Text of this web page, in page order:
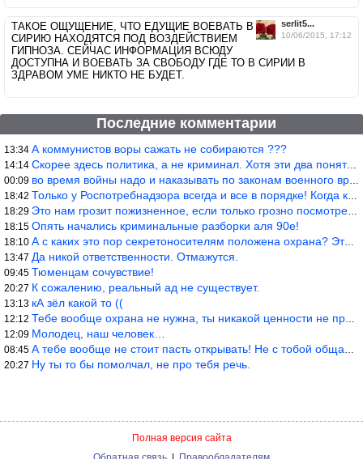
serlit5...
10/06/2015, 17:12
ТАКОЕ ОЩУЩЕНИЕ, ЧТО ЕДУЩИЕ ВОЕВАТЬ В
СИРИЮ НАХОДЯТСЯ ПОД ВОЗДЕЙСТВИЕМ
ГИПНОЗА. СЕЙЧАС ИНФОРМАЦИЯ ВСЮДУ
ДОСТУПНА И ВОЕВАТЬ ЗА СВОБОДУ ГДЕ ТО В СИРИИ В
ЗДРАВОМ УМЕ НИКТО НЕ БУДЕТ.
Последние комментарии
13:34 А коммунистов воры сажать не собираются ???
14:14 Скорее здесь политика, а не криминал. Хотя эти два понятия начин
00:09 во время войны надо и наказывать по законам военного времени, а
18:42 Только у Роспотребнадзора всегда и все в порядке! Когда касается
18:29 Это нам грозит пожизненное, если только грозно посмотреть в их с
18:15 Опять начались криминальные разборки аля 90е!
18:10 А с каких это пор секретоносителям положена охрана? Это его зада
13:47 Да никой ответственности. Отмажутся.
09:45 Тюменцам сочувствие!
20:27 К сожалению, реальный ад не существует.
13:13 кА зёл какой то ((
12:12 Тебе вообще охрана не нужна, ты никакой ценности не представляеш
12:09 Молодец, наш человек…
08:45 А тебе вообще не стоит пасть открывать! Не с тобой общаются!
20:27 Ну ты то бы помолчал, не про тебя речь.
Полная версия сайта